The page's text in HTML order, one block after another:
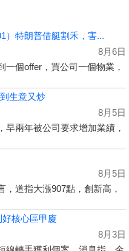
）特朗普借艇割禾，害...
8月6日
個offer，買公司一個物業，
生意又炒
8月5日
兩年被公司要求增加業績，
8月5日
道指大漲907點，創新高，
核心區甲廈
8月3日